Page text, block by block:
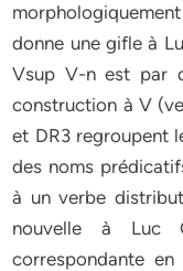
donne une gifle à
Vsup V-n est par
construction à V
et DR3 regroupent
des noms
à un verbe
nouvelle à Luc
correspondante